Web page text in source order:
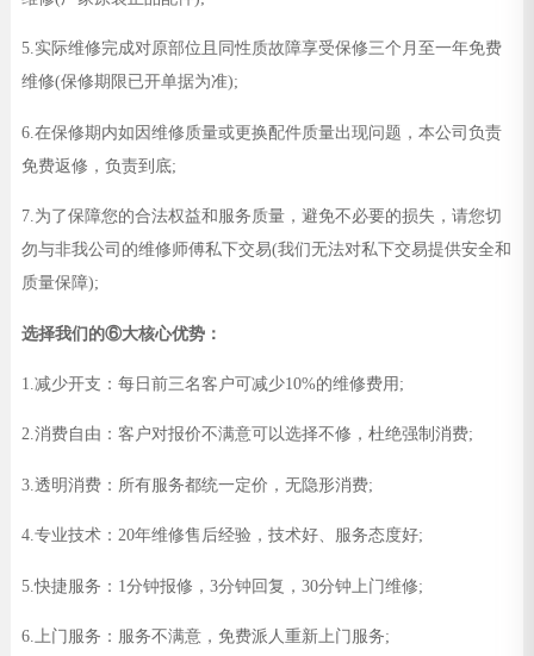
5.实际维修完成对原部位且同性质故障享受保修三个月至一年免费
维修(保修期限已开单据为准);
6.在保修期内如因维修质量或更换配件质量出现问题，本公司负责
免费返修，负责到底;
7.为了保障您的合法权益和服务质量，避免不必要的损失，请您切
勿与非我公司的维修师傅私下交易(我们无法对私下交易提供安全和
质量保障);
选择我们的⑥大核心优势：
1.减少开支：每日前三名客户可减少10%的维修费用;
2.消费自由：客户对报价不满意可以选择不修，杜绝强制消费;
3.透明消费：所有服务都统一定价，无隐形消费;
4.专业技术：20年维修售后经验，技术好、服务态度好;
5.快捷服务：1分钟报修，3分钟回复，30分钟上门维修;
6.上门服务：服务不满意，免费派人重新上门服务;